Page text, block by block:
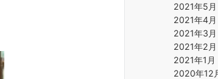
2021年5月
2021年4月
2021年3月
2021年2月
2021年1月
2020年12